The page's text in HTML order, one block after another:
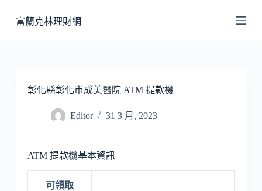
至
富蘭克林理財網
彰化縣彰化市成美醫院 ATM 提款機
Editor 31 3 月, 2023
ATM 提款機基本資訊
可領取